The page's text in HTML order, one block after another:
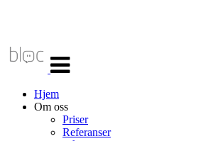
navigasjon
Hjem
Om oss
Priser
Referanser